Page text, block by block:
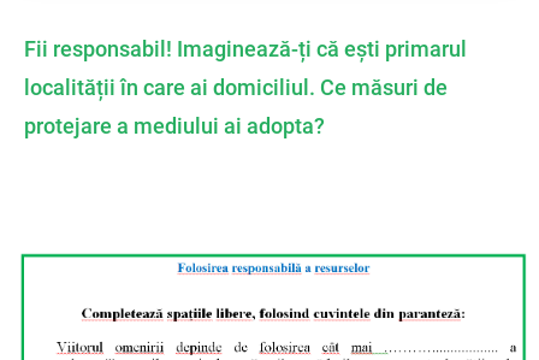
Fii responsabil! Imaginează-ți că ești primarul
localității în care ai domiciliul. Ce măsuri de
protejare a mediului ai adopta?